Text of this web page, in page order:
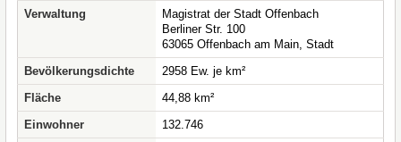
Verwaltung
Magistrat der Stadt Offenbach
Berliner Str. 100
63065 Offenbach am Main, Stadt
Bevölkerungsdichte
2958 Ew. je km²
Fläche
44,88 km²
Einwohner
132.746